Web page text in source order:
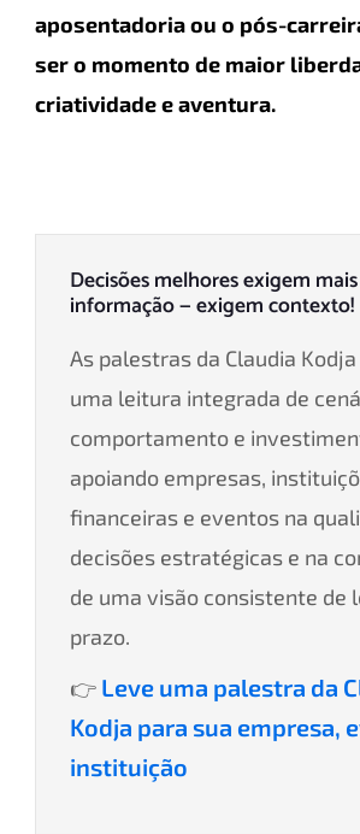
aposentadoria ou o pós-
ser o momento de maior
criatividade e aventura.
Decisões melhores exigem
informação — exigem contexto!
As palestras da Claudia
uma leitura integrada de
comportamento e
apoiando empresas,
financeiras e eventos na
decisões estratégicas e na
de uma visão consistente de
prazo.
👉 Leve uma palestra da
Kodja para sua empresa,
instituição